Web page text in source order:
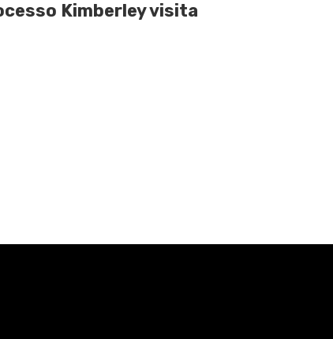
Kimberley visita